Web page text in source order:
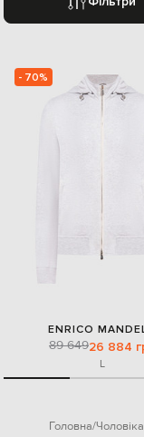
- 70%
ENRICO
89 64926 884
L
Головна